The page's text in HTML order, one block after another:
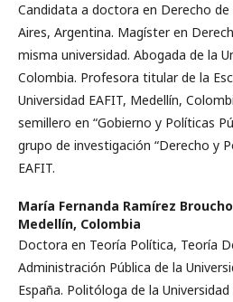
Candidata a doctora en Derecho de
Aires, Argentina. Magíster en
misma universidad. Abogada de la
Colombia. Profesora titular de la
Universidad EAFIT, Medellín,
semillero en “Gobierno y Políticas
grupo de investigación “Derecho y
EAFIT.
María Fernanda Ramírez
Medellín, Colombia
Doctora en Teoría Política, Teoría
Administración Pública de la
España. Politóloga de la